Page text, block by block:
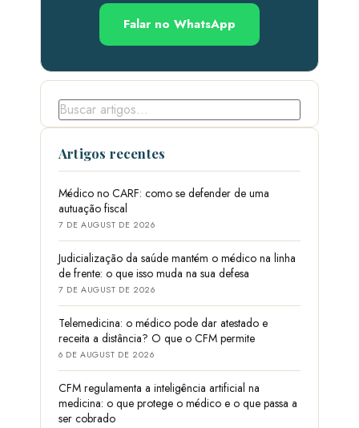
Falar no WhatsApp
Artigos recentes
Médico no CARF: como se defender de uma
autuação fiscal
7 DE AUGUST DE 2026
Judicialização da saúde mantém o médico na linha
de frente: o que isso muda na sua defesa
7 DE AUGUST DE 2026
Telemedicina: o médico pode dar atestado e
receita a distância? O que o CFM permite
6 DE AUGUST DE 2026
CFM regulamenta a inteligência artificial na
medicina: o que protege o médico e o que passa a
ser cobrado